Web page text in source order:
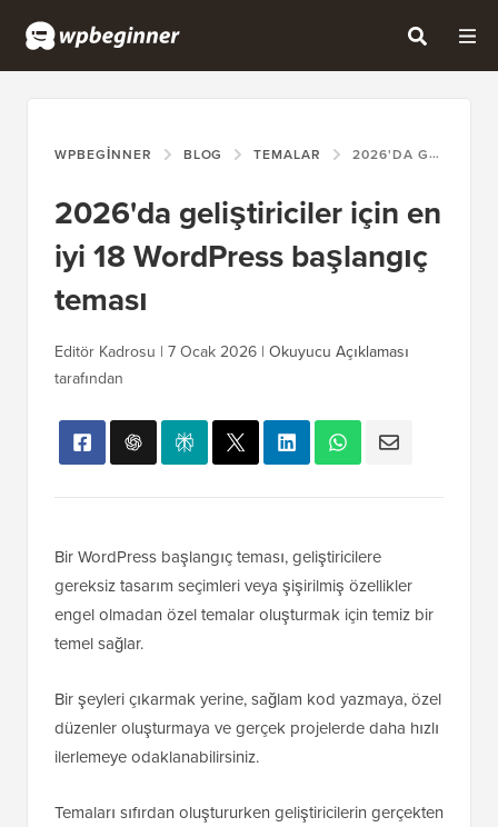
WPBEGINNER BLOG TEMALAR 2026'DA GELIŞTIRICILER IÇIN EN IYI 18 WORDPRESS BAŞLANGIÇ TEMASI
2026'da geliştiriciler için en
iyi 18 WordPress başlangıç
teması
Editör Kadrosu | 7 Ocak 2026 | Okuyucu Açıklaması
tarafından
Bir WordPress başlangıç teması, geliştiricilere
gereksiz tasarım seçimleri veya şişirilmiş özellikler
engel olmadan özel temalar oluşturmak için temiz bir
temel sağlar.
Bir şeyleri çıkarmak yerine, sağlam kod yazmaya, özel
düzenler oluşturmaya ve gerçek projelerde daha hızlı
ilerlemeye odaklanabilirsiniz.
Temaları sıfırdan oluştururken geliştiricilerin gerçekten